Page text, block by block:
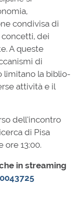
condivisa di
dei
A queste
di
limitano la biblio-
attività e il
dell’incontro
di Pisa
ore 13:00.
in streaming